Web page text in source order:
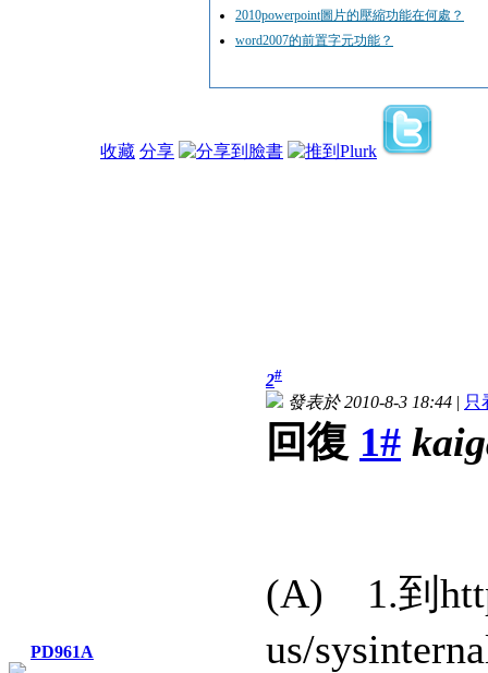
2010powerpoint圖片的壓縮功能在何處？
word2007的前置字元功能？
收藏 分享
PD961A
2#
發表於 2010-8-3 18:44 | 只
回復 1#
(A) 1.到
us/